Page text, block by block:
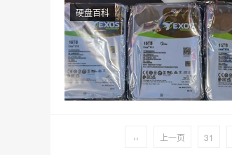
硬盘百科
‹‹ 上一页 31